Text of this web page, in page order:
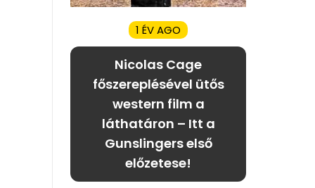
1 ÉV AGO
Nicolas Cage
főszereplésével ütős
western film a
láthatáron – Itt a
Gunslingers első
előzetese!